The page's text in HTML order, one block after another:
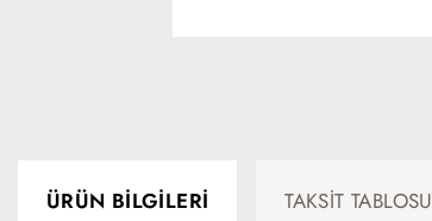
ÜRÜN BILGILERI TAKSIT TABLOSU